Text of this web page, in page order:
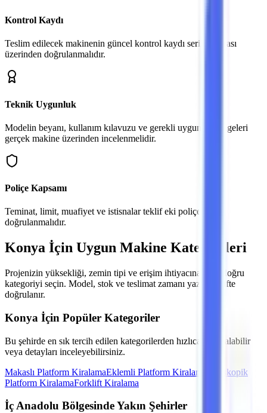
Kontrol Kaydı
Teslim edilecek makinenin güncel kontrol kaydı seri numarası
üzerinden doğrulanmalıdır.
Teknik Uygunluk
Modelin beyanı, kullanım kılavuzu ve gerekli uygunluk belgeleri
gerçek makine üzerinden incelenmelidir.
Poliçe Kapsamı
Teminat, limit, muafiyet ve istisnalar teklif eki poliçeden
doğrulanmalıdır.
Konya İçin Uygun Makine Kategorileri
Projenizin yüksekliği, zemin tipi ve erişim ihtiyacına göre doğru
kategoriyi seçin. Model, stok ve teslimat zamanı yazılı teklifte
doğrulanır.
Konya İçin Popüler Kategoriler
Bu şehirde en sık tercih edilen kategorilerden hızlıca teklif alabilir
veya detayları inceleyebilirsiniz.
Makaslı Platform KiralamaEklemli Platform Kiralama
Teleskopik
Platform KiralamaForklift Kiralama
İç Anadolu Bölgesinde Yakın Şehirler